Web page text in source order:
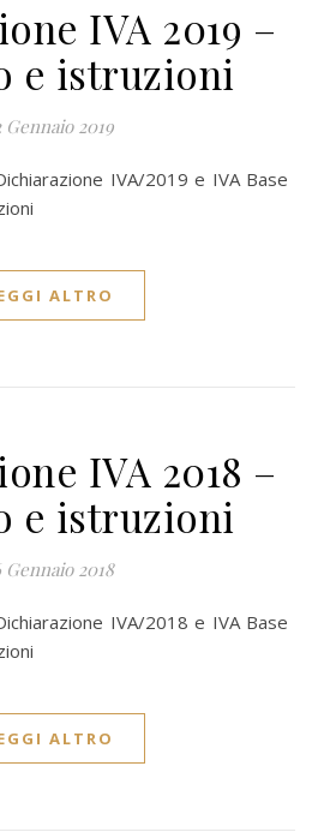
IVA 2019 –
e istruzioni
Gennaio 2019
ALTRO
IVA 2018 –
e istruzioni
Gennaio 2018
ALTRO